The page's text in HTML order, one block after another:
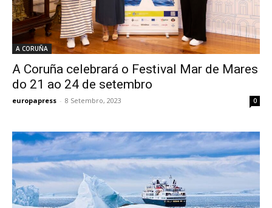
A CORUÑA
A Coruña celebrará o Festival Mar de Mares
do 21 ao 24 de setembro
europapress - 8 Setembro, 2023 0